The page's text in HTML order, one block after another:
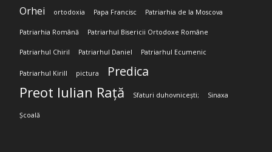
Orhei ortodoxia Papa Francisc Patriarhia de la Moscova
Patriarhia Română Patriarhul Bisericii Ortodoxe Române
Patriarhul Chiril Patriarhul Daniel Patriarhul Ecumenic
Patriarhul Kirill pictura Predica
Preot Iulian Rață Sfaturi duhovnicești; Sinaxa
Școală